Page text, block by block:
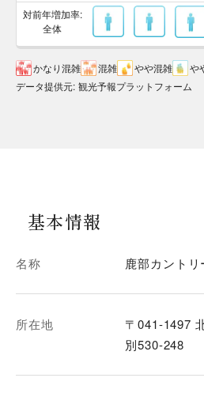
対前年増加率:
全体
かなり混雑 混雑 やや混雑 や
データ提供元: 観光予報プラットフォーム
基本情報
名称 鹿部カントリ
所在地
〒041-1497
別530-248